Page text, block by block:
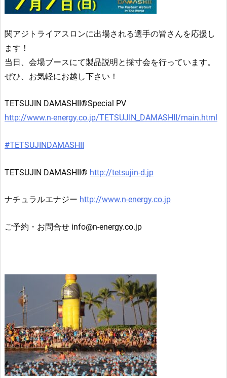
関アジトライアスロンに出場される選手の皆さんを応援し
ます！
当日、会場ブースにて製品説明と採寸会を行っています。
ぜひ、お気軽にお越し下さい！
TETSUJIN DAMASHII ®︎Special PV
http://www.n-energy.co.jp/TETSUJIN_DAMASHII/main.html
#TETSUJINDAMASHII
TETSUJIN DAMASHII® http://tetsujin-d.jp
ナチュラルエナジー http://www.n-energy.co.jp
ご予約・お問合せ info@n-energy.co.jp